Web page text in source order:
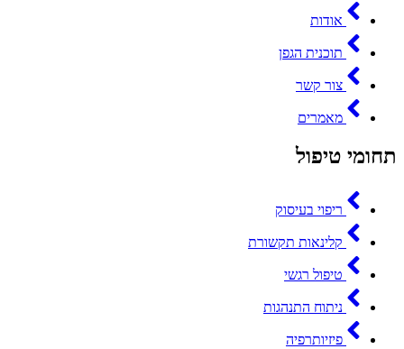
אודות
תוכנית הגפן
צור קשר
מאמרים
תחומי טיפול
ריפוי בעיסוק
קלינאות תקשורת
טיפול רגשי
ניתוח התנהגות
פיזיותרפיה